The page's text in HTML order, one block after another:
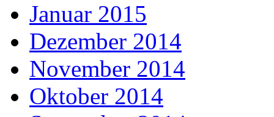
Januar 2015
Dezember 2014
November 2014
Oktober 2014